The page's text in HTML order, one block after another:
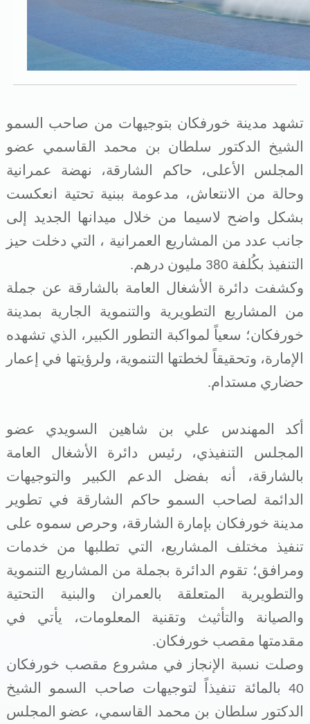
خدمات الدائرة
التحقق من حالة معاملة
خدمات الشركات
خدمات الجهات الحكومية
خدمات الموظفين
المكتبة الإلكترونية
تشهد مدينة خورفكان بتوجيهات من صاحب السمو
الشيخ الدكتور سلطان بن محمد القاسمي عضو
المجلس الأعلى، حاكم الشارقة، نهضة عمرانية
وحالة من الانتعاش، مدعومة ببنية تحتية انعكست
بشكل واضح لاسيما من خلال ميدانها الجديد إلى
جانب عدد من المشاريع العمرانية ، التي دخلت حيز
التنفيذ بكُلفة 380 مليون درهم
.
وكشفت دائرة الأشغال العامة بالشارقة عن جملة
من المشاريع التطويرية والتنموية الجارية بمدينة
خورفكان؛ سعياً لمواكبة التطور الكبير، الذي تشهده
الإمارة، وتحقيقاً لخطتها التنموية، ولرؤيتها في إعمار
حضاري مستدام.
أكد المهندس علي بن شاهين السويدي عضو
المجلس التنفيذي، رئيس دائرة الأشغال العامة
بالشارقة، أنه بفضل الدعم الكبير والتوجيهات
الدائمة لصاحب السمو حاكم الشارقة في تطوير
مدينة خورفكان بإمارة الشارقة، وحرص سموه على
تنفيذ مختلف المشاريع، التي تطلبها من خدمات
ومرافق؛ تقوم الدائرة بجملة من المشاريع التنموية
والتطويرية المتعلقة بالعمران والبنية التحتية
والصيانة والتأثيث وتقنية المعلومات، يأتي في
مقدمتها مقصب خورفكان.
وصلت نسبة الإنجاز في مشروع مقصب خورفكان
40 بالمائة تنفيذاً لتوجيهات صاحب السمو الشيخ
الدكتور سلطان بن محمد القاسمي، عضو المجلس